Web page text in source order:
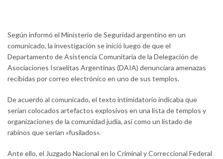
Según informó el Ministerio de Seguridad argentino en un
comunicado, la investigación se inició luego de que el
Departamento de Asistencia Comunitaria de la Delegación de
Asociaciones Israelitas Argentinas (DAIA) denunciara amenazas
recibidas por correo electrónico en uno de sus templos.
De acuerdo al comunicado, el texto intimidatorio indicaba que
serían colocados artefactos explosivos en una lista de templos y
organizaciones de la comunidad judía, así como un listado de
rabinos que serían «fusilados».
Ante ello, el Juzgado Nacional en lo Criminal y Correccional Federal